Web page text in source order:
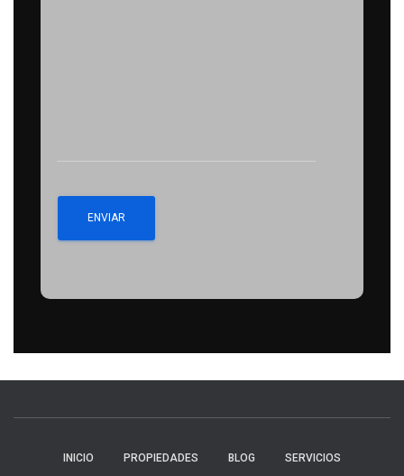
INICIO PROPIEDADES BLOG SERVICIOS